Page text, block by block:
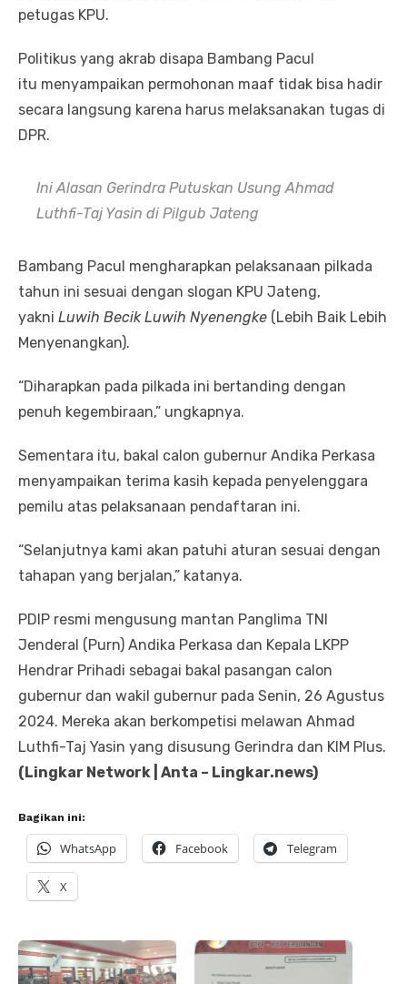
petugas KPU.
Politikus yang akrab disapa Bambang Pacul
itu menyampaikan permohonan maaf tidak bisa hadir
secara langsung karena harus melaksanakan tugas di
DPR.
Ini Alasan Gerindra Putuskan Usung Ahmad
Luthfi-Taj Yasin di Pilgub Jateng
Bambang Pacul mengharapkan pelaksanaan pilkada
tahun ini sesuai dengan slogan KPU Jateng,
yakni Luwih Becik Luwih Nyenengke (Lebih Baik Lebih
Menyenangkan).
“Diharapkan pada pilkada ini bertanding dengan
penuh kegembiraan,” ungkapnya.
Sementara itu, bakal calon gubernur Andika Perkasa
menyampaikan terima kasih kepada penyelenggara
pemilu atas pelaksanaan pendaftaran ini.
“Selanjutnya kami akan patuhi aturan sesuai dengan
tahapan yang berjalan,” katanya.
PDIP resmi mengusung mantan Panglima TNI
Jenderal (Purn) Andika Perkasa dan Kepala LKPP
Hendrar Prihadi sebagai bakal pasangan calon
gubernur dan wakil gubernur pada Senin, 26 Agustus
2024. Mereka akan berkompetisi melawan Ahmad
Luthfi-Taj Yasin yang disusung Gerindra dan KIM Plus.
(Lingkar Network | Anta – Lingkar.news)
Bagikan ini:
WhatsApp Facebook Telegram
X